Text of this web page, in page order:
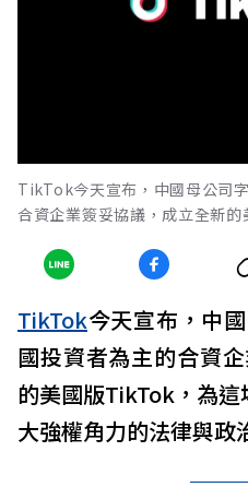
TikTok今天宣布，中國母公司
合資企業簽妥協議，成立全新
TikTok今天宣布，中
國投資者為主的合資
的美國版TikTok，為
大強權角力的法律與政